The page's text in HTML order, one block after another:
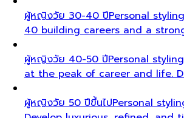
ผู้หญิงวัย 30-40 ปีPersonal
40 building careers and a
ผู้หญิงวัย 40-50 ปีPersonal
at the peak of career and life.
ผู้หญิงวัย 50 ปีขึ้นไปPersonal